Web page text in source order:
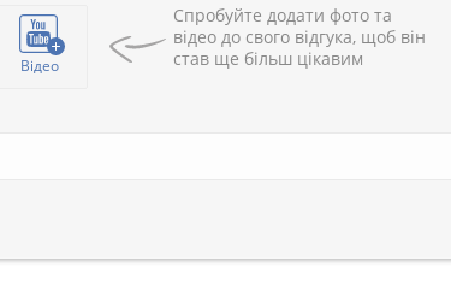
Відео
Спробуйте додати фото та
відео до свого відгука, щоб він
став ще більш цікавим